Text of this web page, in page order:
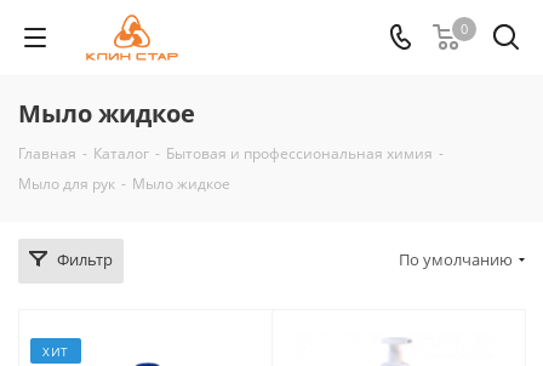
0
Мыло жидкое
Главная - Каталог - Бытовая и профессиональная химия -
Мыло для рук - Мыло жидкое
Фильтр По умолчанию
ХИТ